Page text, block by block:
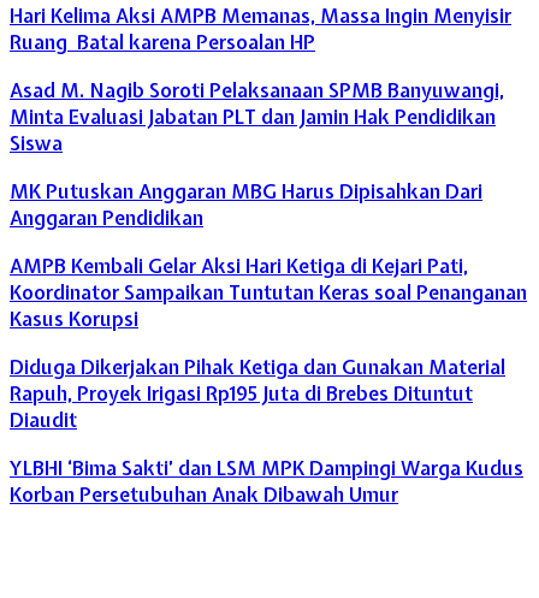
Hari Kelima Aksi AMPB Memanas, Massa Ingin Menyisir
Ruang Batal karena Persoalan HP
Asad M. Nagib Soroti Pelaksanaan SPMB Banyuwangi,
Minta Evaluasi Jabatan PLT dan Jamin Hak Pendidikan
Siswa
MK Putuskan Anggaran MBG Harus Dipisahkan Dari
Anggaran Pendidikan
AMPB Kembali Gelar Aksi Hari Ketiga di Kejari Pati,
Koordinator Sampaikan Tuntutan Keras soal Penanganan
Kasus Korupsi
Diduga Dikerjakan Pihak Ketiga dan Gunakan Material
Rapuh, Proyek Irigasi Rp195 Juta di Brebes Dituntut
Diaudit
YLBHI ‘Bima Sakti’ dan LSM MPK Dampingi Warga Kudus
Korban Persetubuhan Anak Dibawah Umur